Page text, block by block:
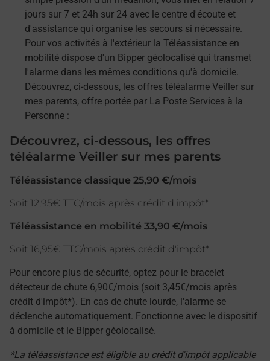
jours sur 7 et 24h sur 24 avec le centre d'écoute et
d'assistance qui organise les secours si nécessaire.
Pour vos activités à l'extérieur la Téléassistance en
mobilité dispose d'un Bipper géolocalisé qui transmet
l'alarme dans les mêmes conditions qu'à domicile.
Découvrez, ci-dessous, les offres téléalarme Veiller sur
mes parents, offre portée par La Poste Services à la
Personne :
Découvrez, ci-dessous, les offres
téléalarme Veiller sur mes parents
Téléassistance classique 25,90 €/mois
Soit 12,95€ TTC/mois après crédit d'impôt*
Téléassistance en mobilité 33,90 €/mois
Soit 16,95€ TTC/mois après crédit d'impôt*
Pour encore plus de sécurité, optez pour le bracelet
détecteur de chute 6,90€/mois (soit 3,45€/mois après
crédit d'impôt*). En cas de chute lourde, l'alarme se
déclenche automatiquement. Fonctionne avec le dispositif
à domicile et le Bipper géolocalisé.
*La téléassistance est éligible au crédit d'impôt applicable